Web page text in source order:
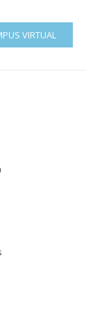
VIRTUAL